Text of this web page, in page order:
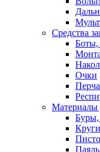
Средства
Боты,
Очки
Материалы
Буры,